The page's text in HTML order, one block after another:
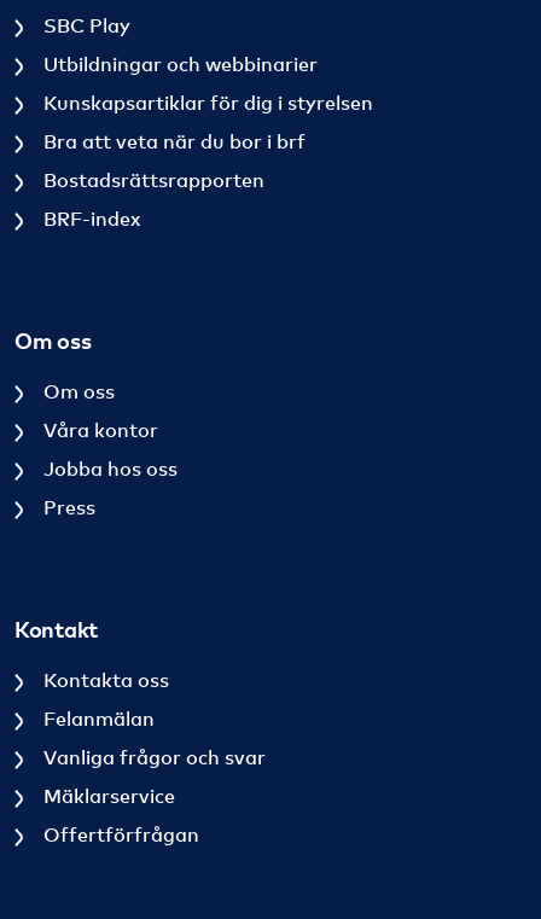
SBC Play
Utbildningar och webbinarier
Kunskapsartiklar för dig i styrelsen
Bra att veta när du bor i brf
Bostadsrättsrapporten
BRF-index
Om oss
Om oss
Våra kontor
Jobba hos oss
Press
Kontakt
Kontakta oss
Felanmälan
Vanliga frågor och svar
Mäklarservice
Offertförfrågan